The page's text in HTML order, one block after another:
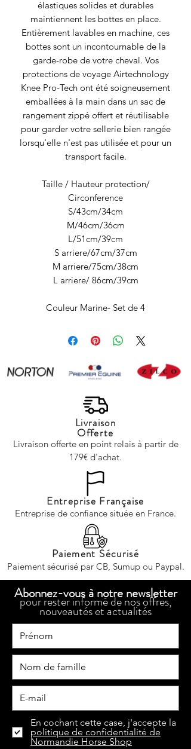
élastiques solides et durables
maintiennent les bottes en place.
Entièrement lavables en machine, ces
bottes sont un incontournable de la
garde-robe de votre cheval. Vos
protections de voyage Airtechnology
Knee Pro-Tech ont été soigneusement
emballées à la main dans un sac de
rangement zippé offert et réutilisable
pour garder votre sellerie bien rangée
lorsqu'elle n'est pas utilisée et pour un
transport facile.
Taille / Hauteur protection/
Circonference
S/43cm/34cm
M/46cm/36cm
L/51cm/39cm
S arriere/67cm/37cm
M arriere/75cm/38cm
L arriere/ 86cm/39cm
Couleur Marine- Set de 4
Livraison
Offerte
Livraison offerte en point relais à partir de
179€ d'achat.
Entreprise Française
Entreprise de confiance située en France.
Paiement Sécurisé
Paiement sécurisé par CB, Sumup ou Paypal.
Abonnez-vous à notre newsletter
pour rester informé de nos offres,
nouveautés et actualités
En cochant cette case, j'accepte la
politique de confidentialité de
Normandie Horse Shop